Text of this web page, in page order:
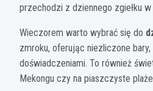
przechodzi z dziennego zgiełku
Wieczorem warto wybrać się do
zmroku, oferując niezliczone
doświadczeniami. To również
Mekongu czy na piaszczyste